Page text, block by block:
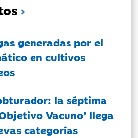
generadas por el
en cultivos
la séptima
Vacuno’ llega
categorías